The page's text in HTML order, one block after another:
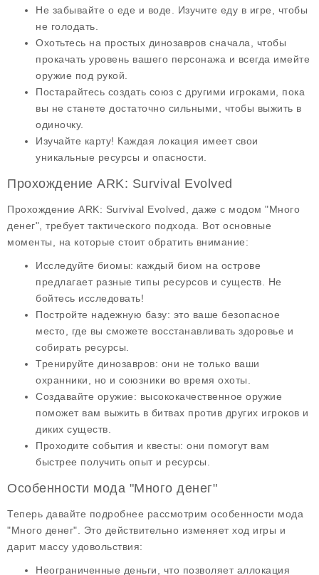
Не забывайте о еде и воде. Изучите еду в игре, чтобы
не голодать.
Охотьтесь на простых динозавров сначала, чтобы
прокачать уровень вашего персонажа и всегда имейте
оружие под рукой.
Постарайтесь создать союз с другими игроками, пока
вы не станете достаточно сильными, чтобы выжить в
одиночку.
Изучайте карту! Каждая локация имеет свои
уникальные ресурсы и опасности.
Прохождение ARK: Survival Evolved
Прохождение ARK: Survival Evolved, даже с модом "Много
денег", требует тактического подхода. Вот основные
моменты, на которые стоит обратить внимание:
Исследуйте биомы: каждый биом на острове
предлагает разные типы ресурсов и существ. Не
бойтесь исследовать!
Постройте надежную базу: это ваше безопасное
место, где вы сможете восстанавливать здоровье и
собирать ресурсы.
Тренируйте динозавров: они не только ваши
охранники, но и союзники во время охоты.
Создавайте оружие: высококачественное оружие
поможет вам выжить в битвах против других игроков и
диких существ.
Проходите события и квесты: они помогут вам
быстрее получить опыт и ресурсы.
Особенности мода "Много денег"
Теперь давайте подробнее рассмотрим особенности мода
"Много денег" . Это действительно изменяет ход игры и
дарит массу удовольствия:
Неограниченные деньги, что позволяет аллокация